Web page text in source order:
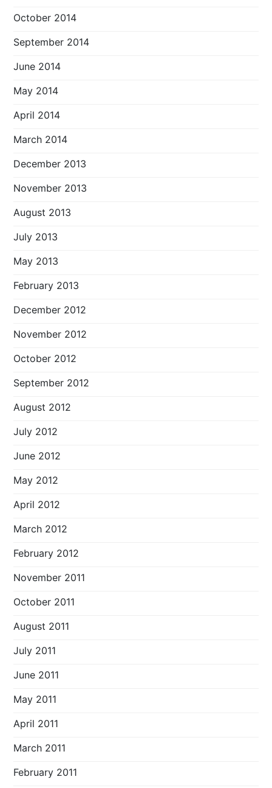
October 2014
September 2014
June 2014
May 2014
April 2014
March 2014
December 2013
November 2013
August 2013
July 2013
May 2013
February 2013
December 2012
November 2012
October 2012
September 2012
August 2012
July 2012
June 2012
May 2012
April 2012
March 2012
February 2012
November 2011
October 2011
August 2011
July 2011
June 2011
May 2011
April 2011
March 2011
February 2011